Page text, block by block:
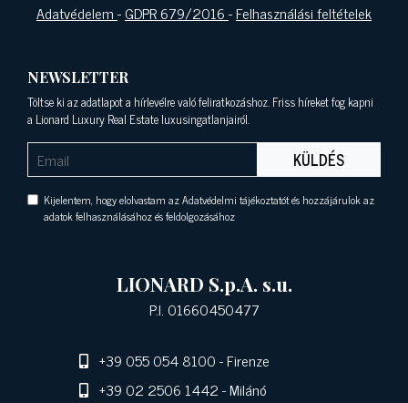
Adatvédelem-GDPR 679/2016-Felhasználási feltételek
NEWSLETTER
Töltse ki az adatlapot a hírlevélre való feliratkozáshoz. Friss híreket fog kapni
a Lionard Luxury Real Estate luxusingatlanjairól.
KÜLDÉS
Kijelentem, hogy elolvastam az Adatvédelmi tájékoztatót és hozzájárulok az
adatok felhasználásához és feldolgozásához
LIONARD S.p.A. s.u.
P.I. 01660450477
+39 055 054 8100- Firenze
+39 02 2506 1442- Milánó